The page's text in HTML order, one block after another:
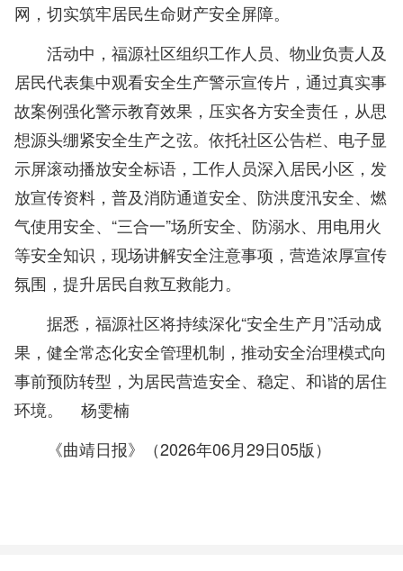
网，切实筑牢居民生命财产安全屏障。
活动中，福源社区组织工作人员、物业负责人及
居民代表集中观看安全生产警示宣传片，通过真实事
故案例强化警示教育效果，压实各方安全责任，从思
想源头绷紧安全生产之弦。依托社区公告栏、电子显
示屏滚动播放安全标语，工作人员深入居民小区，发
放宣传资料，普及消防通道安全、防洪度汛安全、燃
气使用安全、“三合一”场所安全、防溺水、用电用火
等安全知识，现场讲解安全注意事项，营造浓厚宣传
氛围，提升居民自救互救能力。
据悉，福源社区将持续深化“安全生产月”活动成
果，健全常态化安全管理机制，推动安全治理模式向
事前预防转型，为居民营造安全、稳定、和谐的居住
环境。 杨雯楠
《曲靖日报》（2026年06月29日05版）